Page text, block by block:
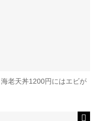
老天丼1200円にはエビが